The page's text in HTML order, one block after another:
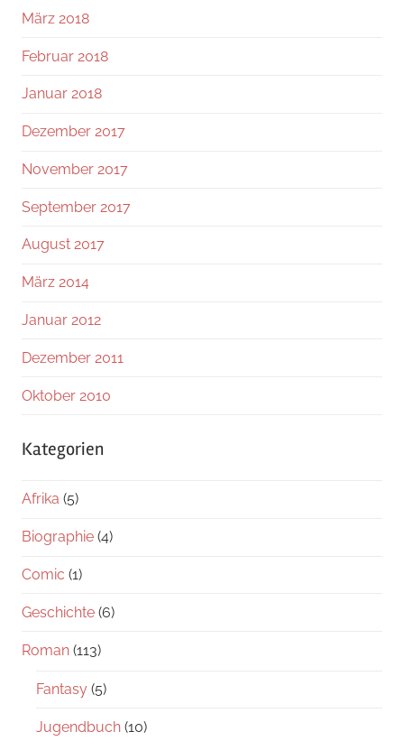
März 2018
Februar 2018
Januar 2018
Dezember 2017
November 2017
September 2017
August 2017
März 2014
Januar 2012
Dezember 2011
Oktober 2010
Kategorien
Afrika (5)
Biographie (4)
Comic (1)
Geschichte (6)
Roman (113)
Fantasy (5)
Jugendbuch (10)